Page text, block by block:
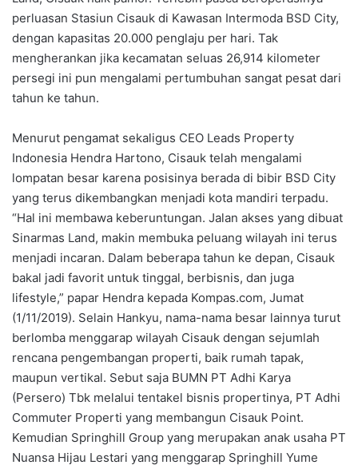
perluasan Stasiun Cisauk di Kawasan Intermoda BSD City,
dengan kapasitas 20.000 penglaju per hari. Tak
mengherankan jika kecamatan seluas 26,914 kilometer
persegi ini pun mengalami pertumbuhan sangat pesat dari
tahun ke tahun.
Menurut pengamat sekaligus CEO Leads Property
Indonesia Hendra Hartono, Cisauk telah mengalami
lompatan besar karena posisinya berada di bibir BSD City
yang terus dikembangkan menjadi kota mandiri terpadu.
“Hal ini membawa keberuntungan. Jalan akses yang dibuat
Sinarmas Land, makin membuka peluang wilayah ini terus
menjadi incaran. Dalam beberapa tahun ke depan, Cisauk
bakal jadi favorit untuk tinggal, berbisnis, dan juga
lifestyle,” papar Hendra kepada Kompas.com, Jumat
(1/11/2019). Selain Hankyu, nama-nama besar lainnya turut
berlomba menggarap wilayah Cisauk dengan sejumlah
rencana pengembangan properti, baik rumah tapak,
maupun vertikal. Sebut saja BUMN PT Adhi Karya
(Persero) Tbk melalui tentakel bisnis propertinya, PT Adhi
Commuter Properti yang membangun Cisauk Point.
Kemudian Springhill Group yang merupakan anak usaha PT
Nuansa Hijau Lestari yang menggarap Springhill Yume